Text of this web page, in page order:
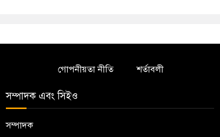
গোপনীয়তা নীতি শর্তাবলী
সম্পাদক এবং সিইও
সম্পাদক